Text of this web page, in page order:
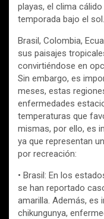
playas, el clima
temporada bajo el sol.
Brasil, Colombia,
sus paisajes
convirtiéndose en
Sin embargo, es
meses, estas
enfermedades
temperaturas que
mismas, por ello, es
ya que representan
por recreación:
• Brasil: En los
se han reportado
amarilla. Además, es
chikungunya,